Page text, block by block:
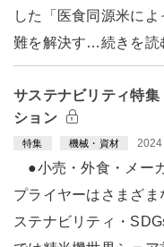
した「医食同源米によ
難を解決す…続きを読
サステナビリティ特
ション
特集 機械・資材
●小売・外食・メー
プライヤーはさまざ
ステナビリティ・